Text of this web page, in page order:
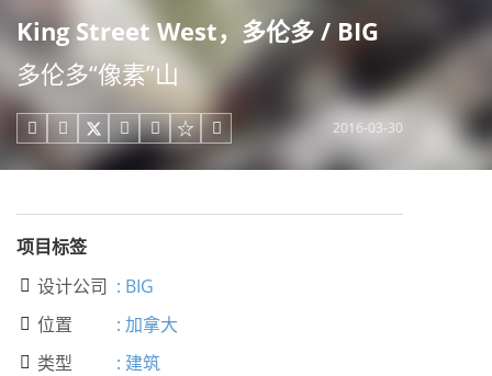
King Street West，多伦多 / BIG
多伦多“像素”山
     2016-03-30
项目标签
 设计公司 : BIG
 位置 : 加拿大
 类型 : 建筑